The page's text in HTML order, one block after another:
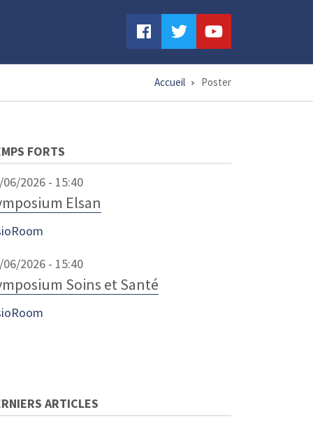
Accueil Poster
FORTS
2026 - 15:40
Elsan
2026 - 15:40
Soins et Santé
ARTICLES